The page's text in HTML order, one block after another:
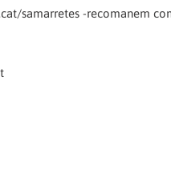
samarretes -recomanem